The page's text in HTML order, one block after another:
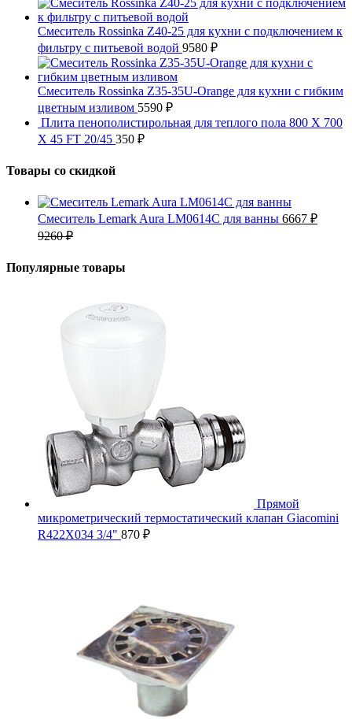
Смеситель Rossinka Z40-25 для кухни с подключением к
фильтру с питьевой водой 9580 ₽
Смеситель Rossinka Z35-35U-Orange для кухни с гибким
цветным изливом 5590 ₽
Плита пенополистирольная для теплого пола 800 X 700
X 45 FT 20/45 350 ₽
Товары со скидкой
Смеситель Lemark Aura LM0614C для ванны 6667 ₽
9260₽
Популярные товары
Прямой
микрометрический термостатический клапан Giacomini
R422X034 3/4" 870 ₽